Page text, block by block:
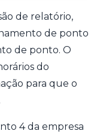
de relatório,
de ponto
de ponto. O
do
para que o
4 da empresa